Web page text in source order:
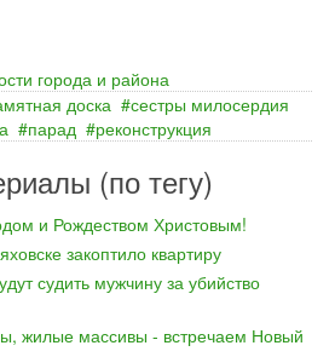
города и района
доска
сестры милосердия
парад реконструкция
(по тегу)
и Рождеством Христовым!
закоптило квартиру
судить мужчину за убийство
жилые массивы - встречаем Новый